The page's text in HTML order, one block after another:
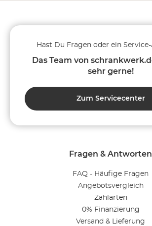
Fragen & Antworten
FAQ - Häufige Fragen
Angebotsvergleich
Zahlarten
0% Finanzierung
Versand & Lieferung
Hast Du Fragen oder ein
Das Team von
sehr gerne!
Zum Servicecenter